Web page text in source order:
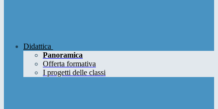
Didattica
Panoramica
Offerta formativa
I progetti delle classi